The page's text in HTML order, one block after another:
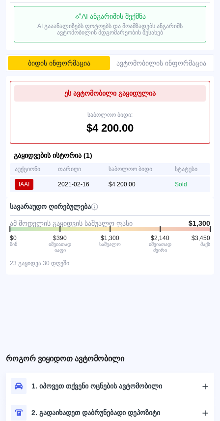
AI ანგარიშის შექმნა
AI გააანალიზებს ფოტოებს და მოამზადებს ანგარიშს
ავტომობილის მდგომარეობის შესახებ
ბიდის ინფორმაცია ავტომობილის ინფორმაცია
ეს ავტომობილი გაყიდულია
საბოლოო ბიდი:
$4 200.00
გაყიდვების ისტორია (1)
აუქციონი თარიღი საბოლოო ბიდი სტატუსი
IAAI 2021-02-16 $4 200.00 Sold
სავარაუდო ღირებულება
ამ მოდელის გაყიდვის საშუალო ფასი $1,300
$0
მინ
$390
იშვიათად
იაფი
$1,300
საშუალო
$2,140
იშვიათად
ძვირი
$3,450
მაქს
23 გაყიდვა 30 დღეში
როგორ ვიყიდოთ ავტომობილი
1. იპოვეთ თქვენი ოცნების ავტომობილი
2. გადაიხადეთ დაბრუნებადი დეპოზიტი